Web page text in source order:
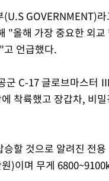
GOVERNMENT)
"올해 가장 중요한 외
언급했다.
군 C-17 글로브마스터
착륙했고 장갑차, 비
승할 것으로 알려진 전
)이며 무게